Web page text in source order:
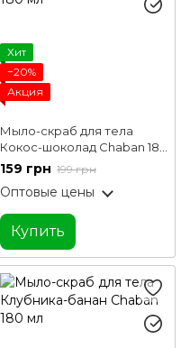
Хит
−20%
Акция
Мыло-скраб для тела
Кокос-шоколад Chaban 180
мл
159 грн 199 грн
Оптовые цены
Купить